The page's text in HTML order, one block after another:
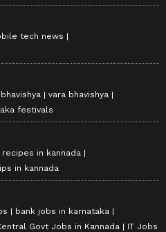
tech news
vara bhavishya
festivals
in kannada
in kannada
bank jobs in karnataka
Govt Jobs in Kannada IT Jobs